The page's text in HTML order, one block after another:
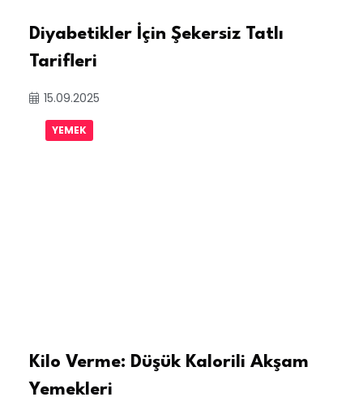
Diyabetikler İçin Şekersiz Tatlı
Tarifleri
15.09.2025
YEMEK
Kilo Verme: Düşük Kalorili Akşam
Yemekleri